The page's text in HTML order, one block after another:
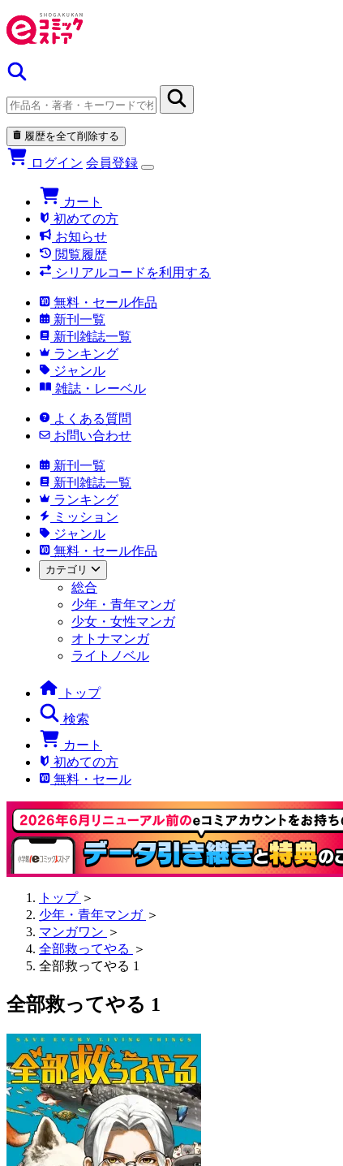
履歴を全て削除する
ログイン 会員登録
カート
初めての方
お知らせ
閲覧履歴
シリアルコードを利用する
無料・セール作品
新刊一覧
新刊雑誌一覧
ランキング
ジャンル
雑誌・レーベル
よくある質問
お問い合わせ
新刊一覧
新刊雑誌一覧
ランキング
ミッション
ジャンル
無料・セール作品
カテゴリ
総合
少年・青年マンガ
少女・女性マンガ
オトナマンガ
ライトノベル
トップ
検索
カート
初めての方
無料・セール
トップ ＞
少年・青年マンガ ＞
マンガワン ＞
全部救ってやる ＞
全部救ってやる 1
全部救ってやる 1